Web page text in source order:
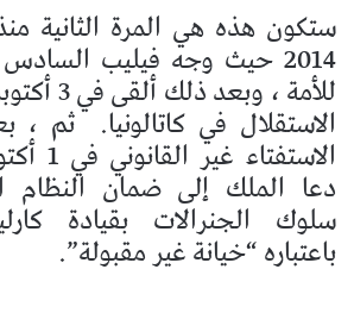
ستكون هذه هي المرة الثانية
2014 حيث وجه فيليب
الاستقلال في كاتالونيا.
دعا الملك إلى ضمان
سلوك الجنرالات بقيادة
باعتباره “خيانة غير مقبولة”.